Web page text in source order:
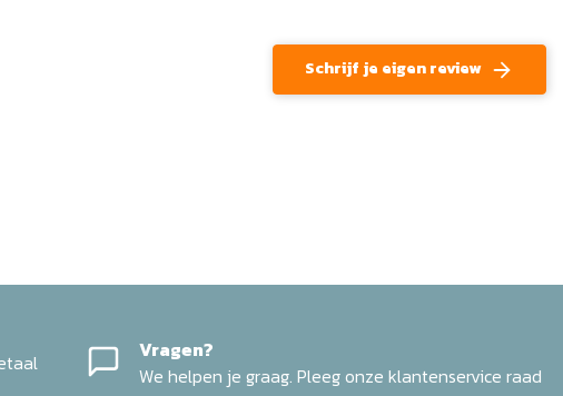
Schrijf je eigen review
Vragen?
We helpen je graag. Pleeg onze klantenservice raad